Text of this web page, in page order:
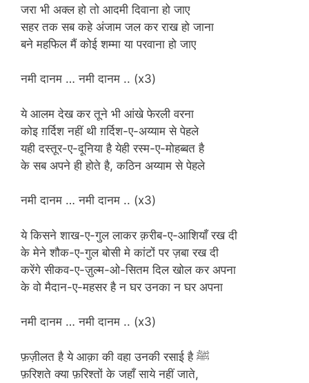
जरा भी अक्ल हो तो आदमी दिवाना हो जाए
सहर तक सब कहे अंजाम जल कर राख हो जाना
बने महफिल मैं कोई शम्मा या परवाना हो जाए
नमी दानम … नमी दानम .. (x3)
ये आलम देख कर तूने भी आंखे फेरली वरना
कोइ ग़र्दिश नहीं थी ग़र्दिश-ए-अय्याम से पेहले
यही दस्तूर-ए-दूनिया है येही रस्म-ए-मोहब्बत है
के सब अपने ही होते है, कठिन अय्याम से पेहले
नमी दानम … नमी दानम .. (x3)
ये किसने शाख-ए-गुल लाकर क़रीब-ए-आशियाँ रख दी
के मेने शौक-ए-गुल बोसी मे कांटों पर ज़बा रख दी
करेंगे सीकव-ए-ज़ुल्म-ओ-सितम दिल खोल कर अपना
के वो मैदान-ए-महसर है न घर उनका न घर अपना
नमी दानम … नमी दानम .. (x3)
फ़ज़ीलत है ये आक़ा की वहा उनकी रसाई है ﷺ
फ़रिशते क्या फ़रिश्तों के जहाँ साये नहीं जाते,